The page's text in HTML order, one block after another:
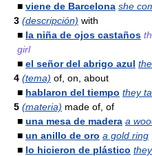
■ viene de Barcelona she
3 (descripción) with
■ la niña de ojos castaños
girl
■ el señor del abrigo azul
4 (tema) of, on, about
■ hablaron del tiempo they
5 (materia) made of, of
■ una mesa de madera a
■ un anillo de oro a gold ring
■ lo hicieron de plástico